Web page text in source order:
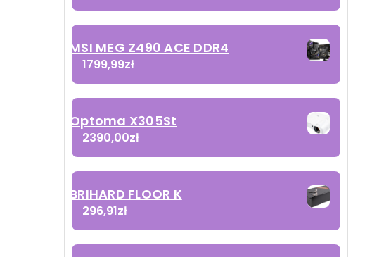
MSI MEG Z490 ACE DDR4
1799,99zł
Optoma X305St
2390,00zł
BRIHARD FLOOR K
296,91zł